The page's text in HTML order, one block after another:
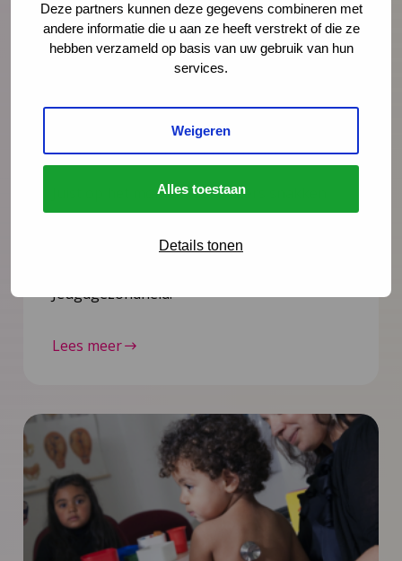
Deze partners kunnen deze gegevens combineren met
andere informatie die u aan ze heeft verstrekt of die ze
hebben verzameld op basis van uw gebruik van hun
services.
Weigeren
Alles toestaan
Details tonen
Opinie: Vakantie? De stress van
ouders loopt alleen maar op
Juist op het moment dat ouders snakken
naar rust, staan ze er alleen voor. Schiet
hen te hulp, noteert Igor Ivakic, directeur-
Jeugdgezondheid.
Lees meer